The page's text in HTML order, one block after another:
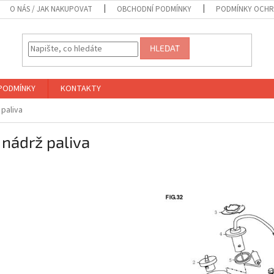
O NÁS / JAK NAKUPOVAT OBCHODNÍ PODMÍNKY PODMÍNKY
HLEDAT
KONTAKTY
paliva